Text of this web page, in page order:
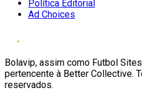
Política Editorial
Ad Choices
Bolavip, assim como Futbol
pertencente à Better Collective.
reservados.